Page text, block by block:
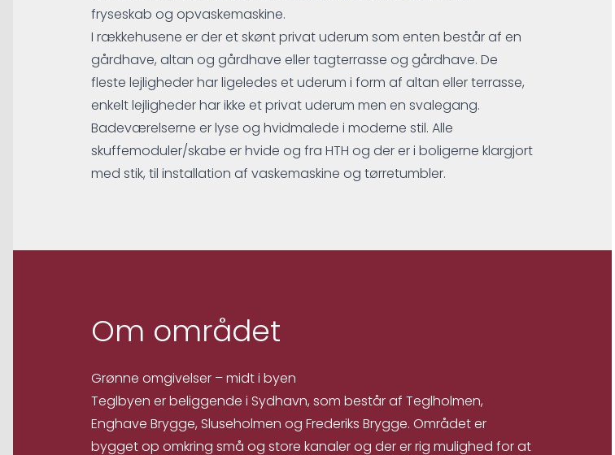
fryseskab og opvaskemaskine.
I rækkehusene er der et skønt privat uderum som enten består af en
gårdhave, altan og gårdhave eller tagterrasse og gårdhave. De
fleste lejligheder har ligeledes et uderum i form af altan eller terrasse,
enkelt lejligheder har ikke et privat uderum men en svalegang.
Badeværelserne er lyse og hvidmalede i moderne stil. Alle
skuffemoduler/skabe er hvide og fra HTH og der er i boligerne klargjort
med stik, til installation af vaskemaskine og tørretumbler.
Om området
Grønne omgivelser – midt i byen
Teglbyen er beliggende i Sydhavn, som består af Teglholmen,
Enghave Brygge, Sluseholmen og Frederiks Brygge. Området er
bygget op omkring små og store kanaler og der er rig mulighed for at